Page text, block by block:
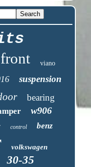
front viano
suspension
bearing
w906
control benz
volkswagen
30-35